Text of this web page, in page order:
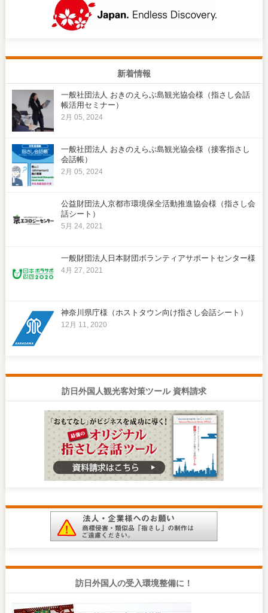
新着情報
一般社団法人 おきのえらぶ島観光協会様（指さし会話
帳活用セミナー）
2月 05, 2024
一般社団法人 おきのえらぶ島観光協会様（接客指さし
会話帳）
2月 05, 2024
公益財団法人京都市環境保全活動推進協会様（指さし会
話シート）
5月 24, 2021
一般財団法人日本財団ボランティアサポートセンター様
4月 27, 2021
神奈川県庁様（ホストタウン向け指さし会話シート）
12月 11, 2020
訪日外国人観光客対策ツール 資料請求
訪日外国人の受入環境整備に！